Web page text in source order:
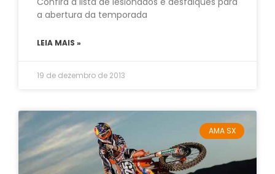
a abertura da temporada
LEIA MAIS »
19 de dezembro de 2013
AMA SX